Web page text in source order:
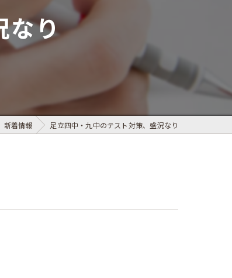
高校生
テスト
なり
新着情報 足立四中・九中のテスト対策、盛況なり